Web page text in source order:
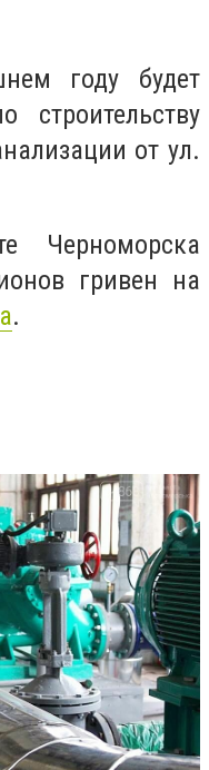
году будет
от ул.
Черноморска
гривен на
.